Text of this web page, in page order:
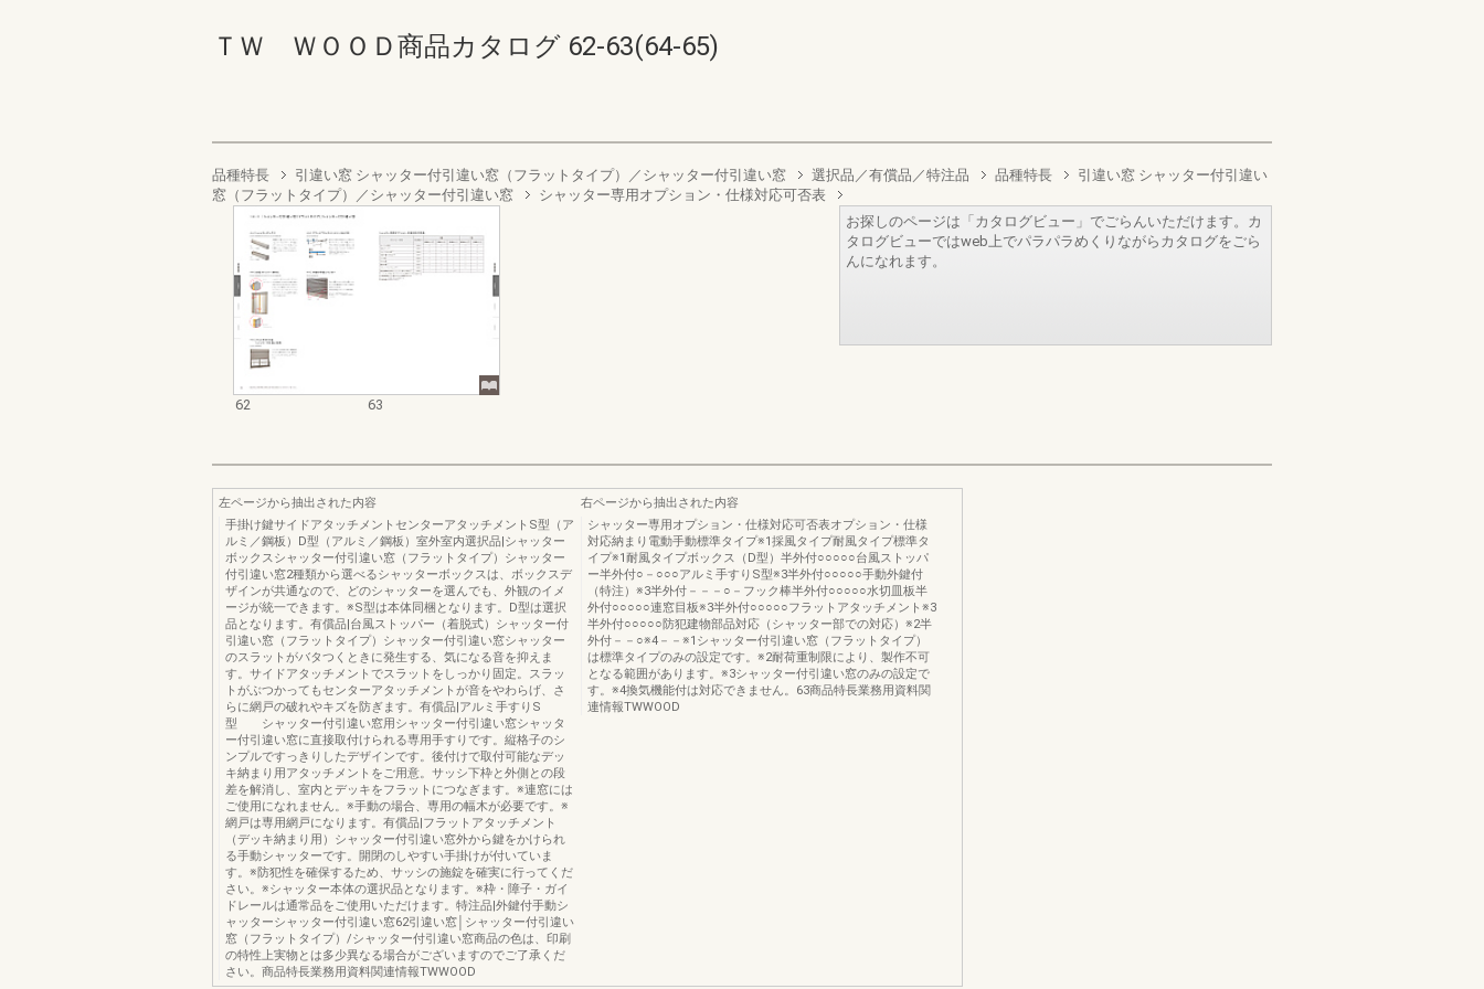
ＴＷ ＷＯＯＤ商品カタログ 62-63(64-65)
品種特長 引違い窓 シャッター付引違い窓（フラットタイプ）／シャッター付引違い窓 選択品／有償品／特注品 品種特長
引違い窓 シャッター付引違い
窓（フラットタイプ）／シャッター付引違い窓
シャッター専用オプション・仕様対応可否表
62 63
お探しのページは「カタログビュー」でごらんいただけます。カ
タログビューではweb上でパラパラめくりながらカタログをごら
んになれます。
左ページから抽出された内容
手掛け鍵サイドアタッチメントセンターアタッチメントS型（ア
ルミ／鋼板）D型（アルミ／鋼板）室外室内選択品|シャッター
ボックスシャッター付引違い窓（フラットタイプ）シャッター
付引違い窓2種類から選べるシャッターボックスは、ボックスデ
ザインが共通なので、どのシャッターを選んでも、外観のイメ
ージが統一できます。※S型は本体同梱となります。D型は選択
品となります。有償品|台風ストッパー（着脱式）シャッター付
引違い窓（フラットタイプ）シャッター付引違い窓シャッター
のスラットがバタつくときに発生する、気になる音を抑えま
す。サイドアタッチメントでスラットをしっかり固定。スラッ
トがぶつかってもセンターアタッチメントが音をやわらげ、さ
らに網戸の破れやキズを防ぎます。有償品|アルミ手すりS
型 シャッター付引違い窓用シャッター付引違い窓シャッタ
ー付引違い窓に直接取付けられる専用手すりです。縦格子のシ
ンプルですっきりしたデザインです。後付けで取付可能なデッ
キ納まり用アタッチメントをご用意。サッシ下枠と外側との段
差を解消し、室内とデッキをフラットにつなぎます。※連窓には
ご使用になれません。※手動の場合、専用の幅木が必要です。※
網戸は専用網戸になります。有償品|フラットアタッチメント
（デッキ納まり用）シャッター付引違い窓外から鍵をかけられ
る手動シャッターです。開閉のしやすい手掛けが付いていま
す。※防犯性を確保するため、サッシの施錠を確実に行ってくだ
さい。※シャッター本体の選択品となります。※枠・障子・ガイ
ドレールは通常品をご使用いただけます。特注品|外鍵付手動シ
ャッターシャッター付引違い窓62引違い窓│シャッター付引違い
窓（フラットタイプ）/シャッター付引違い窓商品の色は、印刷
の特性上実物とは多少異なる場合がございますのでご了承くだ
さい。商品特長業務用資料関連情報TWWOOD
右ページから抽出された内容
シャッター専用オプション・仕様対応可否表オプション・仕様
対応納まり電動手動標準タイプ※1採風タイプ耐風タイプ標準タ
イプ※1耐風タイプボックス（D型）半外付○○○○○台風ストッパ
ー半外付○－○○○アルミ手すりS型※3半外付○○○○○手動外鍵付
（特注）※3半外付－－－○－フック棒半外付○○○○○水切皿板半
外付○○○○○連窓目板※3半外付○○○○○フラットアタッチメント※3
半外付○○○○○防犯建物部品対応（シャッター部での対応）※2半
外付－－○※4－－※1シャッター付引違い窓（フラットタイプ）
は標準タイプのみの設定です。※2耐荷重制限により、製作不可
となる範囲があります。※3シャッター付引違い窓のみの設定で
す。※4換気機能付は対応できません。63商品特長業務用資料関
連情報TWWOOD